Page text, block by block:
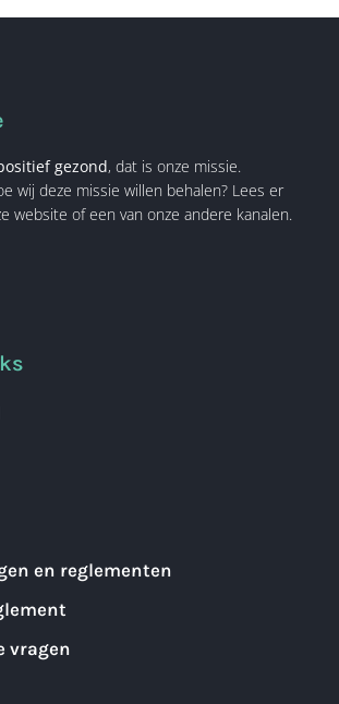
gezond, dat is onze missie.
wij deze missie willen behalen? Lees er
website of een van onze andere kanalen.
en reglementen
vragen